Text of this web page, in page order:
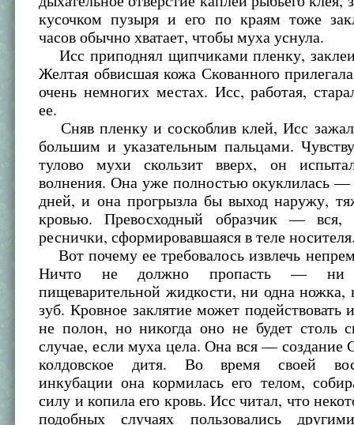
кусочком пузыря и его по краям тоже
часов обычно хватает, чтобы муха уснула.
Исс приподнял щипчиками пленку,
Желтая обвисшая кожа Скованного
очень немногих местах. Исс, работая,
ее.
Сняв пленку и соскоблив клей, Исс
большим и указательным пальцами.
тулово мухи скользит вверх, он
волнения. Она уже полностью окуклилась —
дней, и она прогрызла бы выход наружу,
кровью. Превосходный образчик — вся,
реснички, сформировавшаяся в теле
Вот почему ее требовалось извлечь
Ничто не должно пропасть — ни
пищеварительной жидкости, ни одна
зуб. Кровное заклятие может подействовать
не полон, но никогда оно не будет столь
случае, если муха цела. Она вся — создание
колдовское дитя. Во время своей
инкубации она кормилась его телом,
силу и копила его кровь. Исс читал, что
подобных случаях пользовались